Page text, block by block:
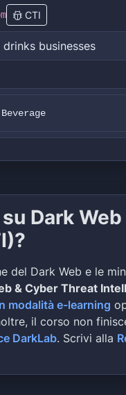
CTI
drinks businesses
Dark
del Dark Web e le
& Cyber Threat
modalità e-learning
il corso non
DarkLab. Scrivi alla